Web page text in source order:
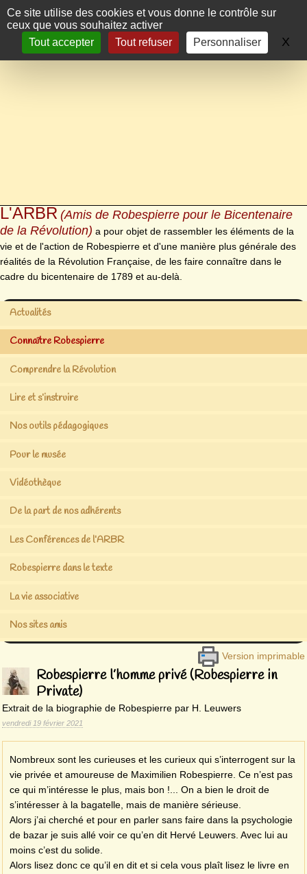
Panneau de gestion des cookies
Ce site utilise des cookies et vous donne le contrôle sur
ceux que vous souhaitez activer
Tout accepter
Tout refuser Personnaliser X
L'ARBR (Amis de Robespierre pour le Bicentenaire
de la Révolution) a pour objet de rassembler les éléments de la
vie et de l'action de Robespierre et d'une manière plus générale des
réalités de la Révolution Française, de les faire connaître dans le
cadre du bicentenaire de 1789 et au-delà.
Actualités
Connaître Robespierre
Comprendre la Révolution
Lire et s’instruire
Nos outils pédagogiques
Pour le musée
Vidéothèque
De la part de nos adhérents
Les Conférences de l’ARBR
Robespierre dans le texte
La vie associative
Nos sites amis
Version imprimable
Robespierre l’homme privé (Robespierre in
Private)
Extrait de la biographie de Robespierre par H. Leuwers
vendredi 19 février 2021
Nombreux sont les curieuses et les curieux qui s’interrogent sur la
vie privée et amoureuse de Maximilien Robespierre. Ce n’est pas
ce qui m’intéresse le plus, mais bon !... On a bien le droit de
s’intéresser à la bagatelle, mais de manière sérieuse.
Alors j’ai cherché et pour en parler sans faire dans la psychologie
de bazar je suis allé voir ce qu’en dit Hervé Leuwers. Avec lui au
moins c’est du solide.
Alors lisez donc ce qu’il en dit et si cela vous plaît lisez le livre en